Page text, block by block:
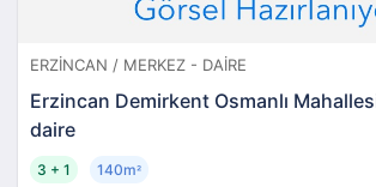
ERZINCAN / MERKEZ - DAIRE
Erzincan Demirkent Osmanlı
daire
3 + 1 140m²